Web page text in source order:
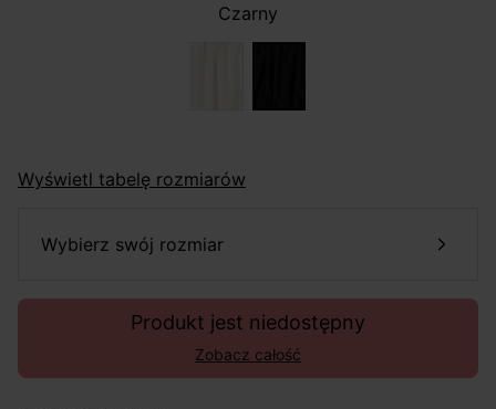
Czarny
Wyświetl tabelę rozmiarów
wybierz swój rozmiar
Produkt jest niedostępny
Zobacz całość